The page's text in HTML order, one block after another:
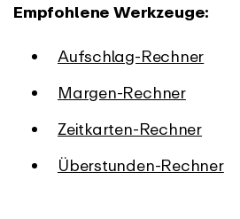
Empfohlene Werkzeuge:
Aufschlag-Rechner
Margen-Rechner
Zeitkarten-Rechner
Überstunden-Rechner